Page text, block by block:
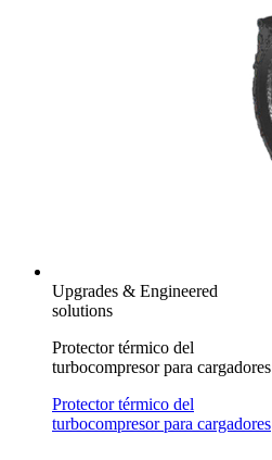
Upgrades & Engineered
solutions
Protector térmico del
turbocompresor para cargadores
Protector térmico del
turbocompresor para cargadores